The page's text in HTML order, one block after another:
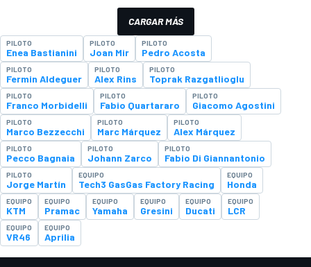
CARGAR MÁS
PILOTO
Enea Bastianini
PILOTO
Joan Mir
PILOTO
Pedro Acosta
PILOTO
Fermin Aldeguer
PILOTO
Alex Rins
PILOTO
Toprak Razgatlioglu
PILOTO
Franco Morbidelli
PILOTO
Fabio Quartararo
PILOTO
Giacomo Agostini
PILOTO
Marco Bezzecchi
PILOTO
Marc Márquez
PILOTO
Alex Márquez
PILOTO
Pecco Bagnaia
PILOTO
Johann Zarco
PILOTO
Fabio Di Giannantonio
PILOTO
Jorge Martín
EQUIPO
Tech3 GasGas Factory Racing
EQUIPO
Honda
EQUIPO
KTM
EQUIPO
Pramac
EQUIPO
Yamaha
EQUIPO
Gresini
EQUIPO
Ducati
EQUIPO
LCR
EQUIPO
VR46
EQUIPO
Aprilia